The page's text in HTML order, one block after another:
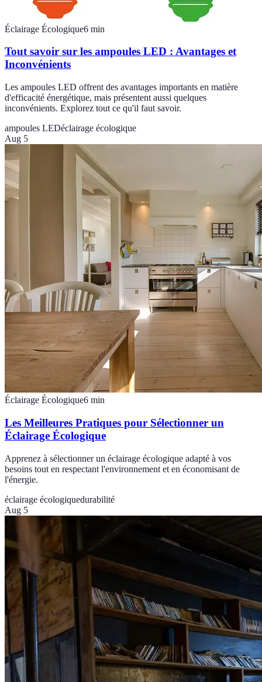
Éclairage Écologique6 min
Tout savoir sur les ampoules LED : Avantages et
Inconvénients
Les ampoules LED offrent des avantages importants en matière
d'efficacité énergétique, mais présentent aussi quelques
inconvénients. Explorez tout ce qu'il faut savoir.
ampoules LEDéclairage écologique
Aug 5
Éclairage Écologique6 min
Les Meilleures Pratiques pour Sélectionner un
Éclairage Écologique
Apprenez à sélectionner un éclairage écologique adapté à vos
besoins tout en respectant l'environnement et en économisant de
l'énergie.
éclairage écologiquedurabilité
Aug 5